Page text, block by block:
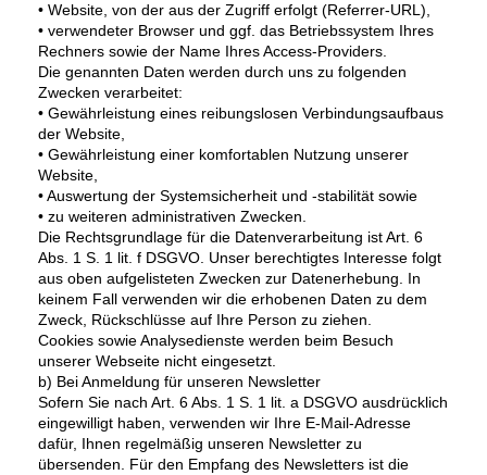
• Website, von der aus der Zugriff erfolgt (Referrer-URL),
• verwendeter Browser und ggf. das Betriebssystem Ihres
Rechners sowie der Name Ihres Access-Providers.
Die genannten Daten werden durch uns zu folgenden
Zwecken verarbeitet:
• Gewährleistung eines reibungslosen Verbindungsaufbaus
der Website,
• Gewährleistung einer komfortablen Nutzung unserer
Website,
• Auswertung der Systemsicherheit und -stabilität sowie
• zu weiteren administrativen Zwecken.
Die Rechtsgrundlage für die Datenverarbeitung ist Art. 6
Abs. 1 S. 1 lit. f DSGVO. Unser berechtigtes Interesse folgt
aus oben aufgelisteten Zwecken zur Datenerhebung. In
keinem Fall verwenden wir die erhobenen Daten zu dem
Zweck, Rückschlüsse auf Ihre Person zu ziehen.
Cookies sowie Analysedienste werden beim Besuch
unserer Webseite nicht eingesetzt.
b) Bei Anmeldung für unseren Newsletter
Sofern Sie nach Art. 6 Abs. 1 S. 1 lit. a DSGVO ausdrücklich
eingewilligt haben, verwenden wir Ihre E-Mail-Adresse
dafür, Ihnen regelmäßig unseren Newsletter zu
übersenden. Für den Empfang des Newsletters ist die